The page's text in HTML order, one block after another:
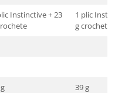
Instinctive + 23
1 plic
g crochete
39 g